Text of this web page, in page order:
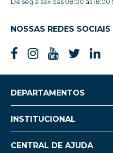
NOSSAS REDES SOCIAIS
DEPARTAMENTOS
INSTITUCIONAL
CENTRAL DE AJUDA